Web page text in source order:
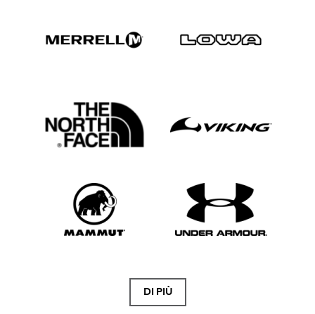
DI PIÙ